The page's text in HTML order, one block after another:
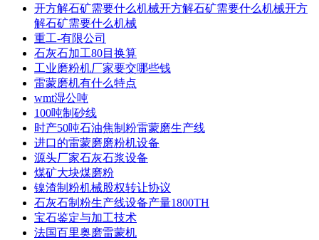
开方解石矿需要什么机械开方解石矿需要什么机械开方
解石矿需要什么机械
重工-有限公司
石灰石加工80目换算
工业磨粉机厂家要交哪些钱
雷蒙磨机有什么特点
wmt湿公吨
100吨制砂线
时产50吨石油焦制粉雷蒙磨生产线
进口的雷蒙磨磨粉机设备
源头厂家石灰石浆设备
煤矿大块煤磨粉
镍渣制粉机械股权转让协议
石灰石制粉生产线设备产量1800TH
宝石鉴定与加工技术
法国百里奥磨雷蒙机